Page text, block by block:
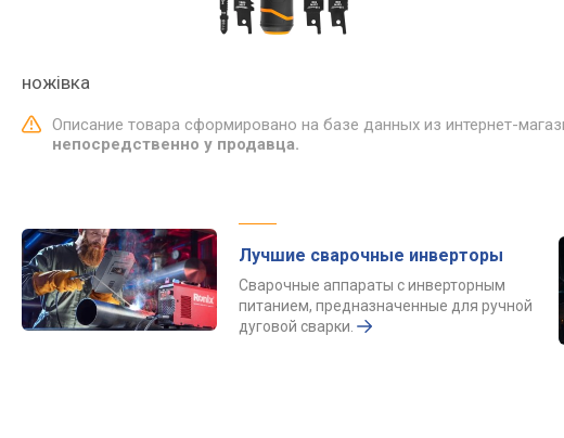
ножівка
Описание товара сформировано на базе данных из интернет-
непосредственно у продавца.
Лучшие сварочные инверторы
Сварочные аппараты с инверторным
питанием, предназначенные для ручной
дуговой сварки.